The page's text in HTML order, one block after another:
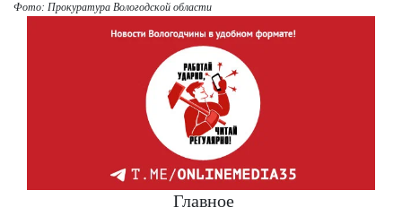
Фото: Прокуратура Вологодской области
Главное